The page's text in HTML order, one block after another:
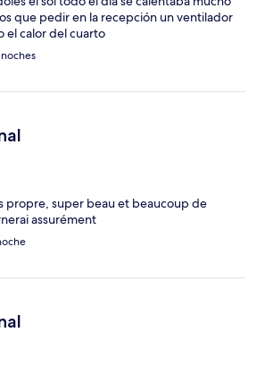
que pedir en la recepción un ventilador
el calor del cuarto
propre, super beau et beaucoup de
assurément